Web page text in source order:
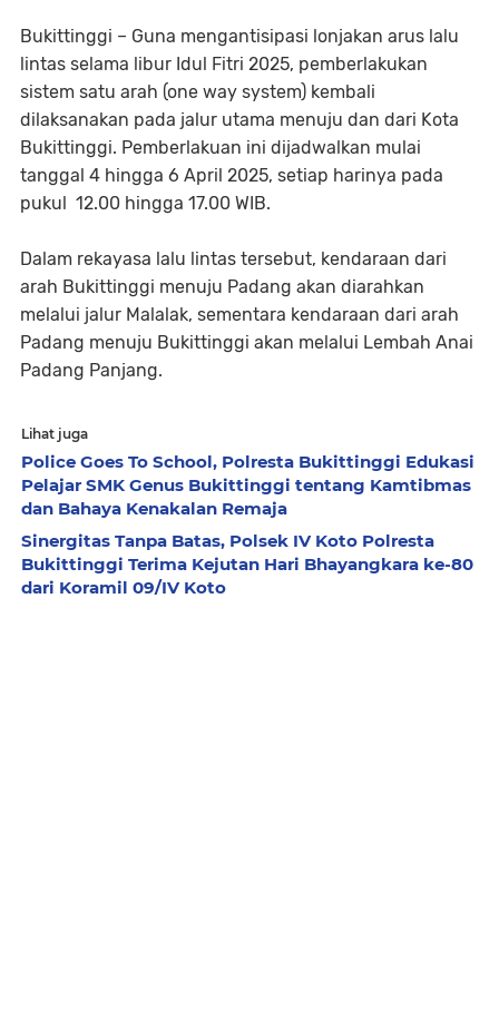
Bukittinggi – Guna mengantisipasi lonjakan arus lalu
lintas selama libur Idul Fitri 2025, pemberlakukan
sistem satu arah (one way system) kembali
dilaksanakan pada jalur utama menuju dan dari Kota
Bukittinggi. Pemberlakuan ini dijadwalkan mulai
tanggal 4 hingga 6 April 2025, setiap harinya pada
pukul 12.00 hingga 17.00 WIB.
Dalam rekayasa lalu lintas tersebut, kendaraan dari
arah Bukittinggi menuju Padang akan diarahkan
melalui jalur Malalak, sementara kendaraan dari arah
Padang menuju Bukittinggi akan melalui Lembah Anai
Padang Panjang.
Lihat juga
Police Goes To School, Polresta Bukittinggi Edukasi
Pelajar SMK Genus Bukittinggi tentang Kamtibmas
dan Bahaya Kenakalan Remaja
Sinergitas Tanpa Batas, Polsek IV Koto Polresta
Bukittinggi Terima Kejutan Hari Bhayangkara ke-80
dari Koramil 09/IV Koto